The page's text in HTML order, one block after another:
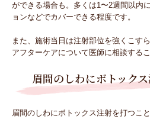
ができる場合も。多くは1〜2週間以内
ョンなどでカバーできる程度です。
また、施術当日は注射部位を強くこす
アフターケアについて医師に相談する
眉間のしわにボトック
眉間のしわにボトックス注射を打つこ